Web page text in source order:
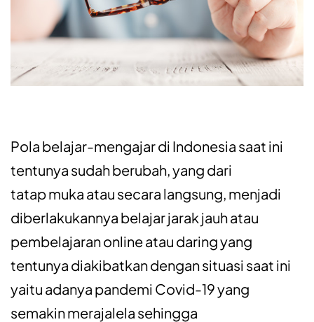
Pola belajar-mengajar di Indonesia saat ini
tentunya sudah berubah, yang dari
tatap muka atau secara langsung, menjadi
diberlakukannya belajar jarak jauh atau
pembelajaran online atau daring yang
tentunya diakibatkan dengan situasi saat ini
yaitu adanya pandemi Covid-19 yang
semakin merajalela sehingga